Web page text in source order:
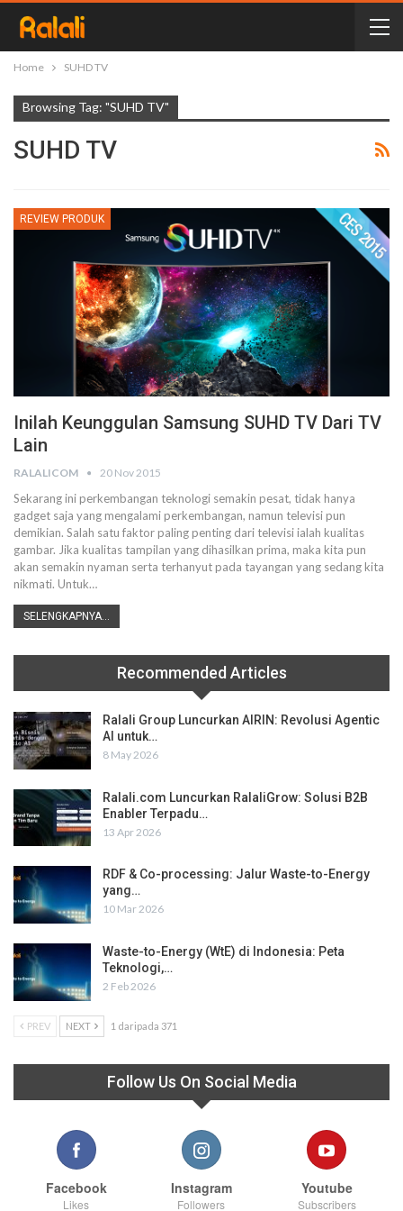
Home SUHD TV
Browsing Tag: "SUHD TV"
SUHD TV
REVIEW PRODUK
Inilah Keunggulan Samsung SUHD TV Dari TV
Lain
RALALICOM 20 Nov 2015
Sekarang ini perkembangan teknologi semakin pesat, tidak hanya
gadget saja yang mengalami perkembangan, namun televisi pun
demikian. Salah satu faktor paling penting dari televisi ialah kualitas
gambar. Jika kualitas tampilan yang dihasilkan prima, maka kita pun
akan semakin nyaman serta terhanyut pada tayangan yang sedang kita
nikmati. Untuk…
SELENGKAPNYA...
Recommended Articles
Ralali Group Luncurkan AIRIN: Revolusi Agentic
AI untuk…
8 May 2026
Ralali.com Luncurkan RalaliGrow: Solusi B2B
Enabler Terpadu…
13 Apr 2026
RDF & Co-processing: Jalur Waste-to-Energy
yang…
10 Mar 2026
Waste-to-Energy (WtE) di Indonesia: Peta
Teknologi,…
2 Feb 2026
PREV NEXT 1 daripada 371
Follow Us On Social Media
Facebook
Likes
Instagram
Followers
Youtube
Subscribers